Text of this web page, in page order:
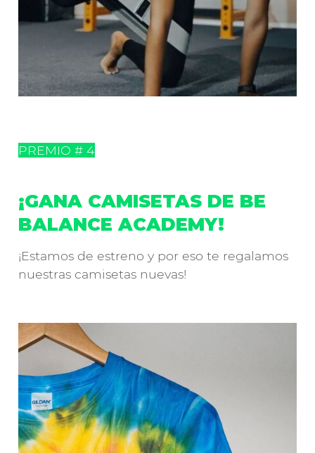
PREMIO # 4
¡GANA CAMISETAS DE BE
BALANCE ACADEMY!
¡Estamos de estreno y por eso te regalamos
nuestras camisetas nuevas!